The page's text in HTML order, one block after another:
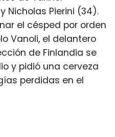
Nicholas Pierini (34).
el césped por orden
Vanoli, el delantero
de Finlandia se
y pidió una cerveza
perdidas en el